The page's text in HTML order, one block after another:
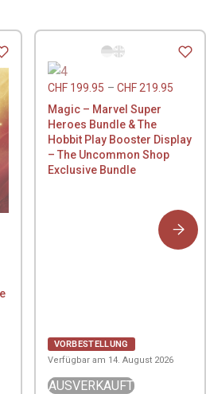
CHF199.95 – CHF219.95
Magic – Marvel Super
Heroes Bundle & The
Hobbit Play Booster Display
– The Uncommon Shop
Exclusive Bundle
VORBESTELLUNG
Verfügbar am 14. August 2026
AUSVERKAUFT